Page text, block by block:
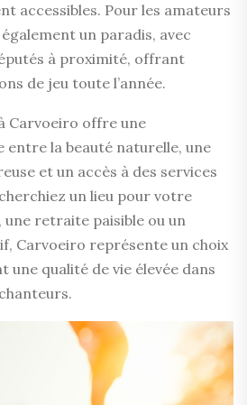
accessibles. Pour les amateurs
un paradis, avec
à proximité, offrant
de jeu toute l’année.
Carvoeiro offre une
entre la beauté naturelle, une
et un accès à des services
un lieu pour votre
retraite paisible ou un
Carvoeiro représente un choix
qualité de vie élevée dans